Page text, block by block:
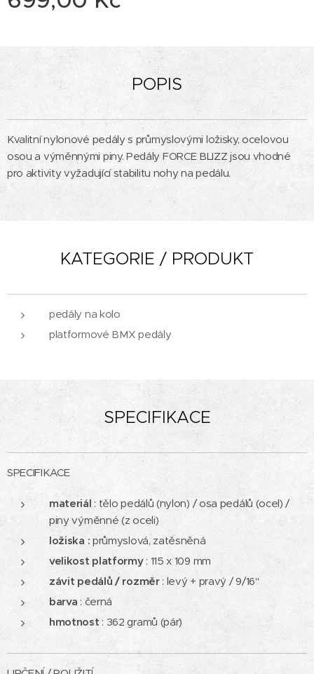
POPIS
Kvalitní nylonové pedály s průmyslovými ložisky, ocelovou
osou a výměnnými piny. Pedály FORCE BLIZZ jsou vhodné
pro aktivity vyžadující stabilitu nohy na pedálu.
KATEGORIE / PRODUKT
pedály na kolo
platformové BMX pedály
SPECIFIKACE
SPECIFIKACE
materiál : tělo pedálů (nylon) / osa pedálů (ocel) /
piny výměnné (z oceli)
ložiska : průmyslová, zatěsněná
velikost platformy: 115 x 109 mm
závit pedálů / rozměr : levý + pravý / 9/16"
barva : černá
hmotnost: 362 gramů (pár)